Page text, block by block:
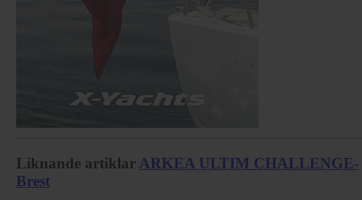
Liknande artiklar ARKEA ULTIM CHALLENGE-
Brest